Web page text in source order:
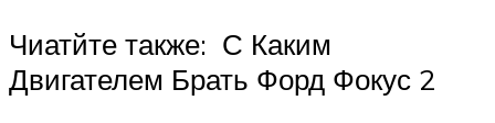
Чиатйте также: С Каким
Двигателем Брать Форд Фокус 2